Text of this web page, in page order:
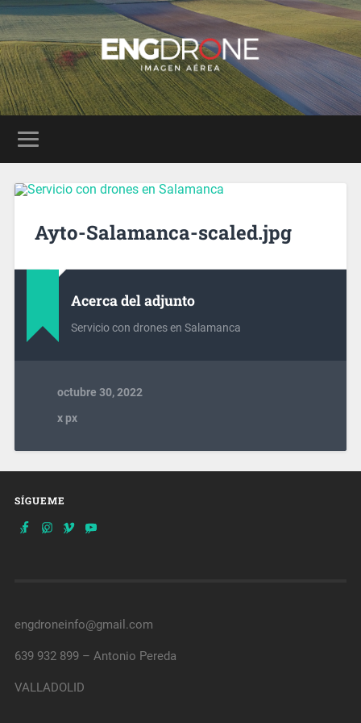
Ayto-Salamanca-scaled.jpg
Acerca del adjunto
Servicio con drones en Salamanca
octubre 30, 2022
xpx
SÍGUEME
engdroneinfo@gmail.com
639 932 899 – Antonio Pereda
VALLADOLID